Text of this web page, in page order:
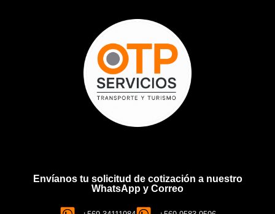
Envíanos tu solicitud de cotización a nuestro
WhatsApp y Correo